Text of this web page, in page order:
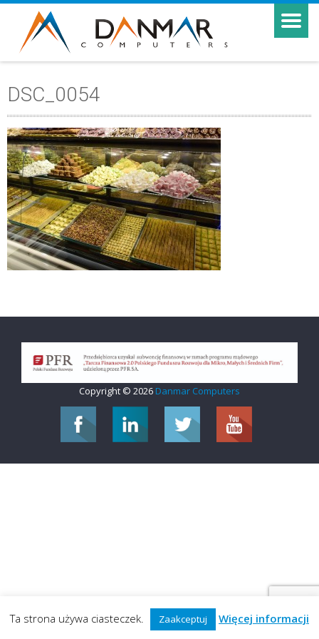
DSC_0054
Copyright © 2026 Danmar Computers
Ta strona używa ciasteczek. Zaakceptuj Więcej informacji